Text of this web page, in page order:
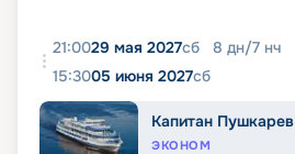
21:0029 мая 2027сб 8 дн/7 нч
15:3005 июня 2027сб
Капитан Пушкарев
ЭКОНОМ